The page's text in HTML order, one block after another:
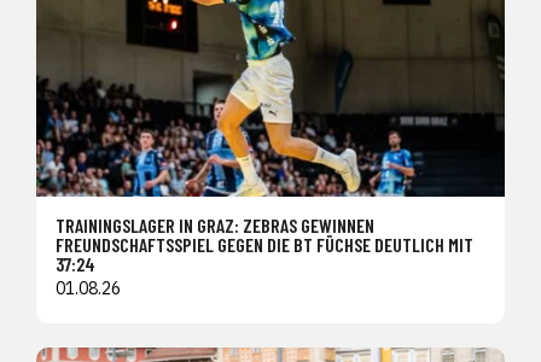
TRAININGSLAGER IN GRAZ: ZEBRAS GEWINNEN
FREUNDSCHAFTSSPIEL GEGEN DIE BT FÜCHSE DEUTLICH MIT
37:24
01.08.26